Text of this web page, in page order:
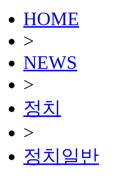
HOME
>
NEWS
>
정치
>
정치일반